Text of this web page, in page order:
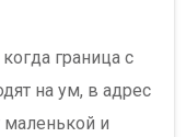
граница с
на ум, в адрес
маленькой и